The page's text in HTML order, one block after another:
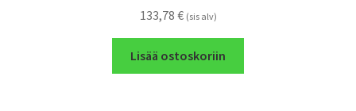
133,78 € (sis alv)
Lisää ostoskoriin